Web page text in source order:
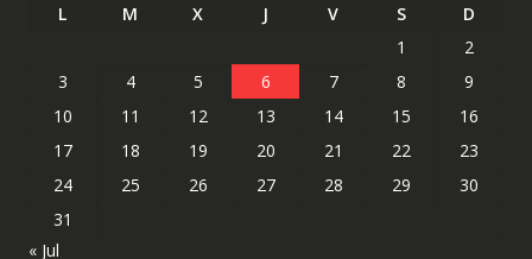
L M X J V S
D
1
2
3
4 5 6 7 8
9
10
11 12 13 14 15
16
17
18 19 20 21 22
23
24
25 26 27 28 29
30
31
« Jul